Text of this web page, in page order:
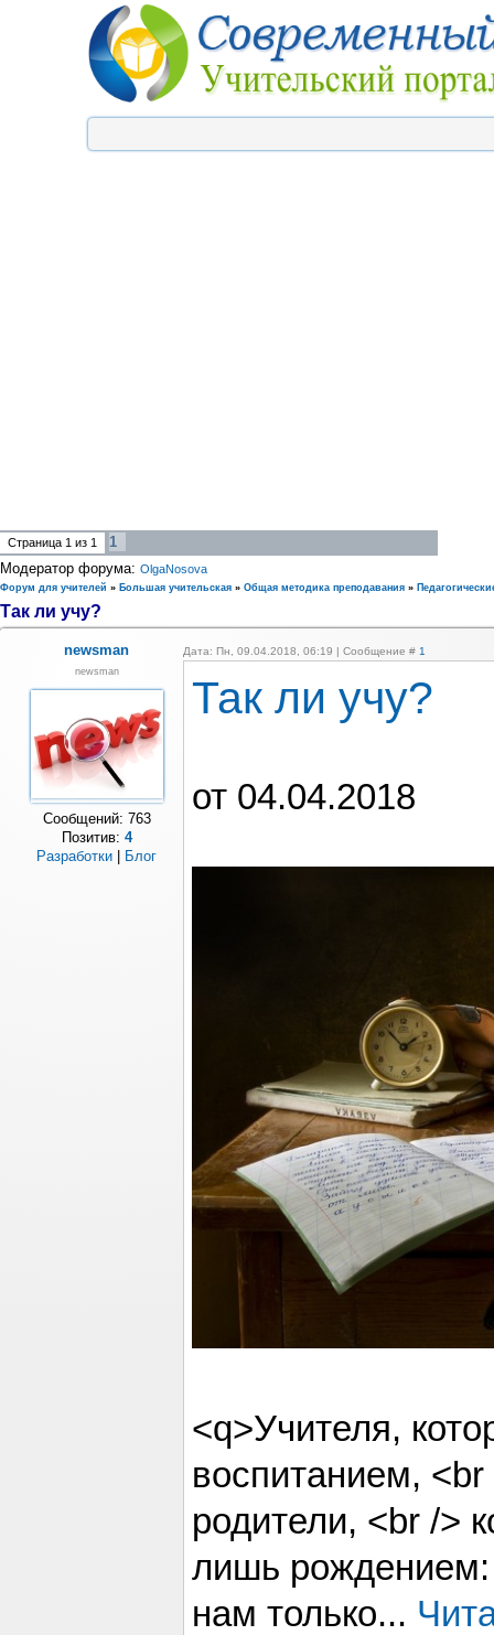
Страница 1 из 1
1
Модератор форума: OlgaNosova
Форум для учителей » Большая учительская » Общая методика преподавания »
Так ли учу?
newsman Дата: Пн, 09.04.2018, 06:19 | Сообщение # 1
newsman
Сообщений: 763
Позитив: 4
Разработки
Блог
Так ли учу?
от 04.04.2018
<q>Учителя,
воспитанием,
родители, <br />
лишь рождением:
нам только...